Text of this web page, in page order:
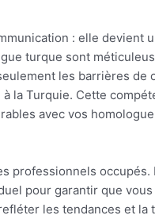
: elle devient
turque sont
les barrières de
la Turquie. Cette
avec vos
professionnels
pour garantir que vous
les tendances et la